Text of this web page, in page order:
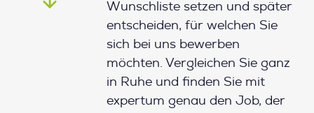
Wunschliste setzen und später
entscheiden, für welchen Sie
sich bei uns bewerben
möchten. Vergleichen Sie ganz
in Ruhe und finden Sie mit
expertum genau den Job, der